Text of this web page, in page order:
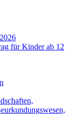
für Kinder ab 12